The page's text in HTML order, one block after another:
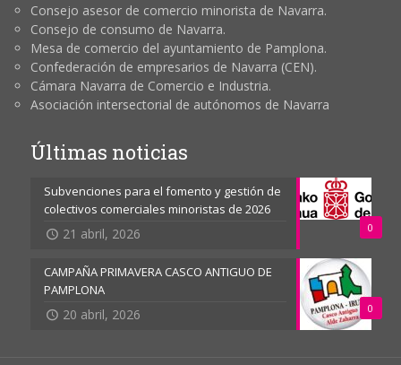
Consejo asesor de comercio minorista de Navarra.
Consejo de consumo de Navarra.
Mesa de comercio del ayuntamiento de Pamplona.
Confederación de empresarios de Navarra (CEN).
Cámara Navarra de Comercio e Industria.
Asociación intersectorial de autónomos de Navarra
Últimas noticias
0
Subvenciones para el fomento y gestión de
colectivos comerciales minoristas de 2026
21 abril, 2026
0
CAMPAÑA PRIMAVERA CASCO ANTIGUO DE
PAMPLONA
20 abril, 2026